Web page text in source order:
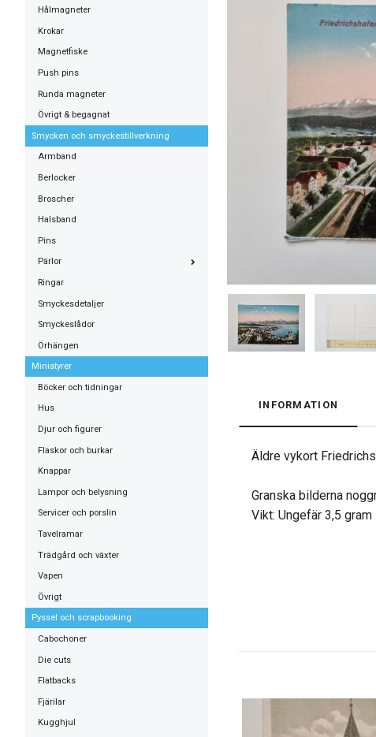
Hålmagneter
Krokar
Magnetfiske
Push pins
Runda magneter
Övrigt & begagnat
Smycken och smyckestillverkning
Armband
Berlocker
Broscher
Halsband
Pins
Pärlor
Ringar
Smyckesdetaljer
Smyckeslådor
Örhängen
Miniatyrer
Böcker och tidningar
Hus
Djur och figurer
Flaskor och burkar
Knappar
Lampor och belysning
Servicer och porslin
Tavelramar
Trädgård och växter
Vapen
Övrigt
Pyssel och scrapbooking
Cabochoner
Die cuts
Flatbacks
Fjärilar
Kugghjul
INFORMATION
Äldre vykort
Granska bilderna
Vikt: Ungefär 3,5 gram